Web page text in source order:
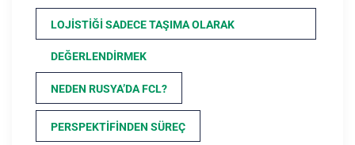
LOJISTIĞI SADECE TAŞIMA OLARAK
DEĞERLENDIRMEK
NEDEN RUSYA’DA FCL?
PERSPEKTIFINDEN SÜREÇ